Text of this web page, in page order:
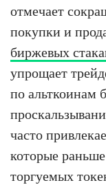
отмечает
покупки и
биржевых
упрощает
по альткоинам
часто
которые
торгуемых